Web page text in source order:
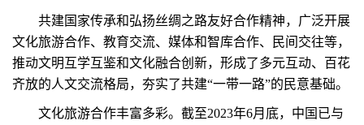
共建国家传承和弘扬丝绸之路友好合作精神，广泛开展
文化旅游合作、教育交流、媒体和智库合作、民间交往等，
推动文明互学互鉴和文化融合创新，形成了多元互动、百花
齐放的人文交流格局，夯实了共建“一带一路”的民意基础。
文化旅游合作丰富多彩。截至2023年6月底，中国已与